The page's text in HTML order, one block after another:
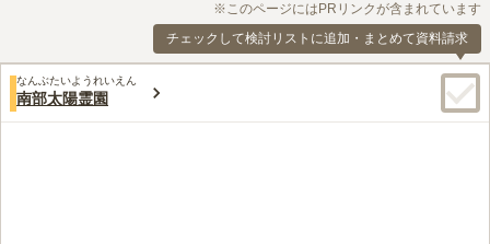
※このページにはPRリンクが含まれています
チェックして検討リストに追加・まとめて資料請求
なんぶたいようれいえん
南部太陽霊園